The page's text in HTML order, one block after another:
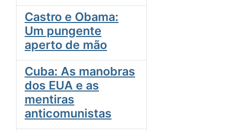
Castro e Obama:
Um pungente
aperto de mão
Cuba: As manobras
dos EUA e as
mentiras
anticomunistas